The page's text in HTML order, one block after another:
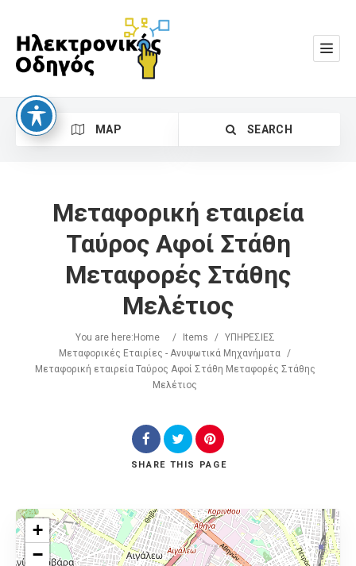
MAP SEARCH
Search
Μεταφορική εταιρεία
Ταύρος Αφοί Στάθη
Μεταφορές Στάθης
Μελέτιος
You are here: Home / Items /
ΥΠΗΡΕΣΙΕΣ
Μεταφορικές Εταιρίες - Ανυψωτικά Μηχανήματα /
Μεταφορική εταιρεία Ταύρος Αφοί Στάθη Μεταφορές Στάθης
Μελέτιος
SHARE THIS PAGE
+
−